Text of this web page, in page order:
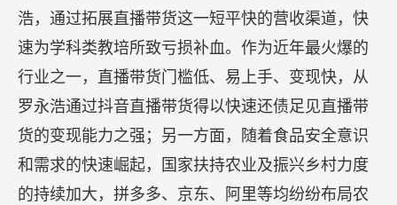
浩，通过拓展直播带货这一短平快的营收渠道，快
速为学科类教培所致亏损补血。作为近年最火爆的
行业之一，直播带货门槛低、易上手、变现快，从
罗永浩通过抖音直播带货得以快速还债足见直播带
货的变现能力之强；另一方面，随着食品安全意识
和需求的快速崛起，国家扶持农业及振兴乡村力度
的持续加大，拼多多、京东、阿里等均纷纷布局农